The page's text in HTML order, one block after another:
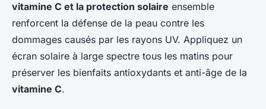
vitamine C et la protection solaire ensemble
renforcent la défense de la peau contre les
dommages causés par les rayons UV. Appliquez un
écran solaire à large spectre tous les matins pour
préserver les bienfaits antioxydants et anti-âge de la
vitamine C.